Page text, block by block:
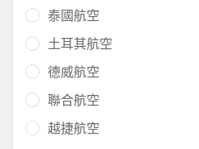
泰國航空
土耳其航空
德威航空
聯合航空
越捷航空